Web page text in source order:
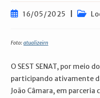
Post16/05/2025
Foto:atualizeirn
O SEST SENAT, por meio
participando ativamente
João Câmara, em parceria